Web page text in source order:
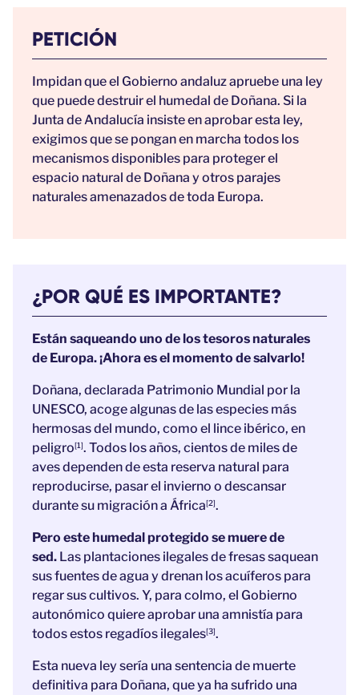
PETICIÓN
Impidan que el Gobierno andaluz apruebe una ley
que puede destruir el humedal de Doñana. Si la
Junta de Andalucía insiste en aprobar esta ley,
exigimos que se pongan en marcha todos los
mecanismos disponibles para proteger el
espacio natural de Doñana y otros parajes
naturales amenazados de toda Europa.
¿POR QUÉ ES IMPORTANTE?
Están saqueando uno de los tesoros naturales
de Europa. ¡Ahora es el momento de salvarlo!
Doñana, declarada Patrimonio Mundial por la
UNESCO, acoge algunas de las especies más
hermosas del mundo, como el lince ibérico, en
peligro[1]. Todos los años, cientos de miles de
aves dependen de esta reserva natural para
reproducirse, pasar el invierno o descansar
durante su migración a África[2].
Pero este humedal protegido se muere de
sed. Las plantaciones ilegales de fresas saquean
sus fuentes de agua y drenan los acuíferos para
regar sus cultivos. Y, para colmo, el Gobierno
autonómico quiere aprobar una amnistía para
todos estos regadíos ilegales[3].
Esta nueva ley sería una sentencia de muerte
definitiva para Doñana, que ya ha sufrido una